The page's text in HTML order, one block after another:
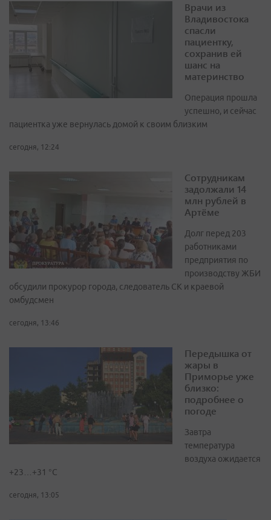
Врачи из
Владивостока
спасли
пациентку,
сохранив ей
шанс на
материнство
Операция прошла
успешно, и сейчас
пациентка уже вернулась домой к своим близким
сегодня, 12:24
Сотрудникам
задолжали 14
млн рублей в
Артёме
Долг перед 203
работниками
предприятия по
производству ЖБИ
обсудили прокурор города, следователь СК и краевой
омбудсмен
сегодня, 13:46
Передышка от
жары в
Приморье уже
близко:
подробнее о
погоде
Завтра
температура
воздуха ожидается
+23…+31 °C
сегодня, 13:05